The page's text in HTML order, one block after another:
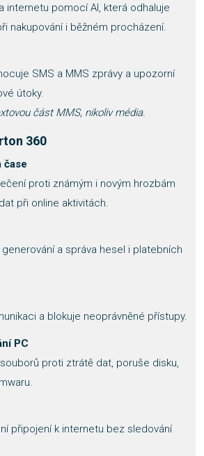
internetu pomocí AI, která odhaluje
nakupování i běžném procházení.
SMS a MMS zprávy a upozorní
útoky.
část MMS, nikoliv média.
360
čase
proti známým i novým hrozbám
při online aktivitách.
a správa hesel i platebních
a blokuje neoprávněné přístupy.
PC
proti ztrátě dat, poruše disku,
připojení k internetu bez sledování